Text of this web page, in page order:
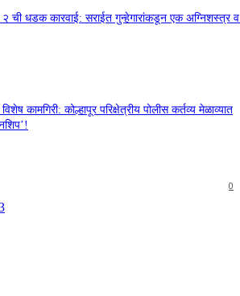
ची धडक कारवाई: सराईत गुन्हेगारांकडून एक अग्निशस्त्र व
कामगिरी: कोल्हापूर परिक्षेत्रीय पोलीस कर्तव्य मेळाव्यात
0